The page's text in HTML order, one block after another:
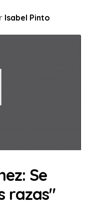
Isabel Pinto
Se
razas"